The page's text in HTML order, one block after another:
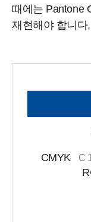
때에는 Pantone
재현해야 합니다.
CMYK C